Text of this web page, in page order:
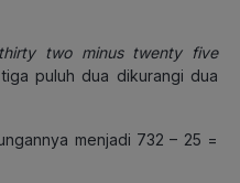
two minus twenty five
tiga puluh dua dikurangi dua
menjadi 732 – 25 =